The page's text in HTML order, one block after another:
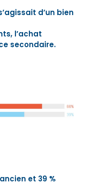
d’un bien
l’achat
secondaire.
et 39 %